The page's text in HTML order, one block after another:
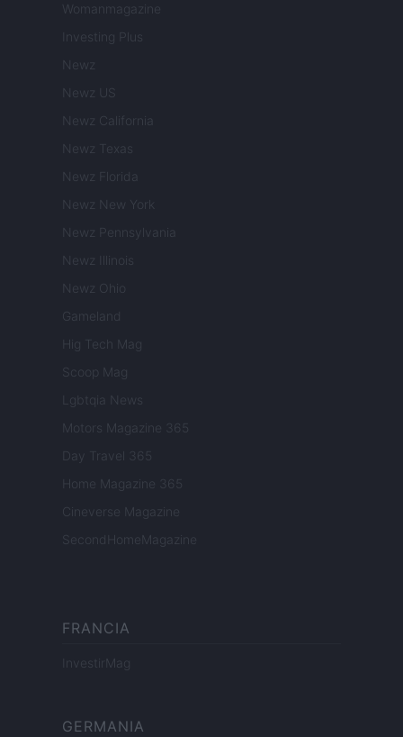
Womanmagazine
Investing Plus
Newz
Newz US
Newz California
Newz Texas
Newz Florida
Newz New York
Newz Pennsylvania
Newz Illinois
Newz Ohio
Gameland
Hig Tech Mag
Scoop Mag
Lgbtqia News
Motors Magazine 365
Day Travel 365
Home Magazine 365
Cineverse Magazine
SecondHomeMagazine
FRANCIA
InvestirMag
GERMANIA